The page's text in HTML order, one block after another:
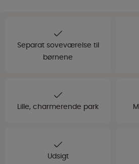
Separat soveværelse til
børnene
Lille, charmerende park
Udsigt